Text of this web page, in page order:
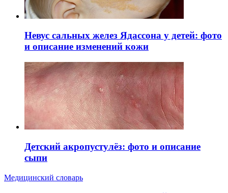
Невус сальных желез Ядассона у детей: фото
и описание изменений кожи
Детский акропустулёз: фото и описание
сыпи
Медицинский словарь